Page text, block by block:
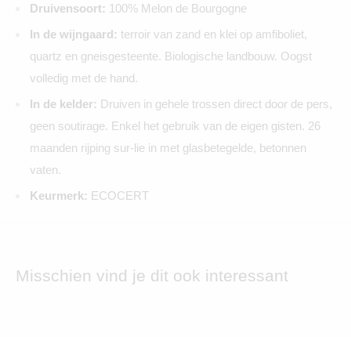
Druivensoort: 100% Melon de Bourgogne
In de wijngaard: terroir van zand en klei op amfiboliet,
quartz en gneisgesteente. Biologische landbouw. Oogst
volledig met de hand.
In de kelder: Druiven in gehele trossen direct door de pers,
geen soutirage. Enkel het gebruik van de eigen gisten. 26
maanden rijping sur-lie in met glasbetegelde, betonnen
vaten.
Keurmerk: ECOCERT
Misschien vind je dit ook interessant